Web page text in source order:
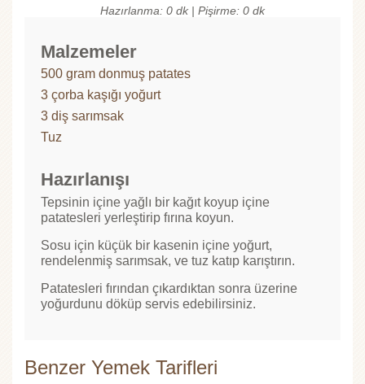
Hazırlanma: 0 dk | Pişirme: 0 dk
Malzemeler
500 gram donmuş patates
3 çorba kaşığı yoğurt
3 diş sarımsak
Tuz
Hazırlanışı
Tepsinin içine yağlı bir kağıt koyup içine
patatesleri yerleştirip fırına koyun.
Sosu için küçük bir kasenin içine yoğurt,
rendelenmiş sarımsak, ve tuz katıp karıştırın.
Patatesleri fırından çıkardıktan sonra üzerine
yoğurdunu döküp servis edebilirsiniz.
Benzer Yemek Tarifleri